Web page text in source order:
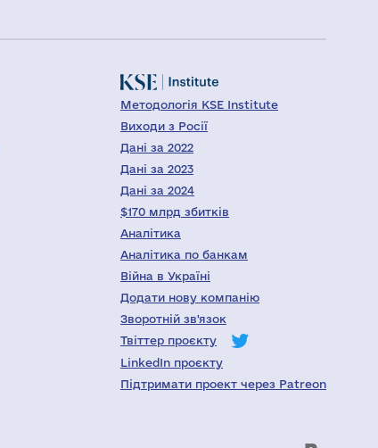
Методологія KSE Institute
Виходи з Росії
Дані за 2022
Дані за 2023
Дані за 2024
$170 млрд збитків
Аналітика
Аналітика по банкам
Війна в Україні
Додати нову компанію
Зворотній зв'язок
Твіттер проєкту
LinkedIn проєкту
Підтримати проект через Patreon